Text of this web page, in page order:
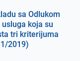
sa Odlukom
koja su
tri kriterijuma
2019)